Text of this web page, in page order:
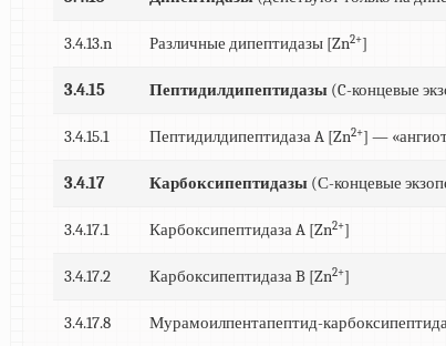
3.4.13.n Различные дипептидазы [Zn2+]
3.4.15 Пептидилдипептидазы (C-концевые
3.4.15.1 Пептидилдипептидаза A [Zn2+] —
3.4.17 Карбоксипептидазы (С-концевые
3.4.17.1 Карбоксипептидаза A [Zn2+]
3.4.17.2 Карбоксипептидаза B [Zn2+]
3.4.17.8 Мурамоилпентапептид-